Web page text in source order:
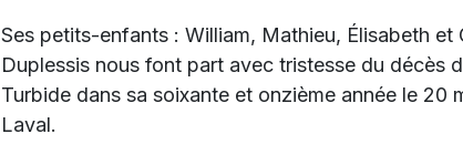
Ses petits-enfants : William, Mathieu, Élisabeth et
Duplessis nous font part avec tristesse du décès
Turbide dans sa soixante et onzième année le 20
Laval.